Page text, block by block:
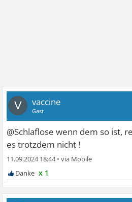
V vaccine
Gast
@Schlaflose wenn dem so ist,
es trotzdem nicht !
11.09.2024 18:44•
x 1